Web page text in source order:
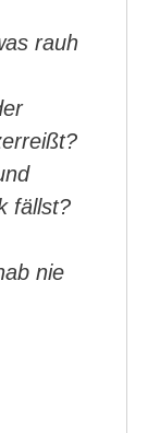
rauh
fällst?
nie